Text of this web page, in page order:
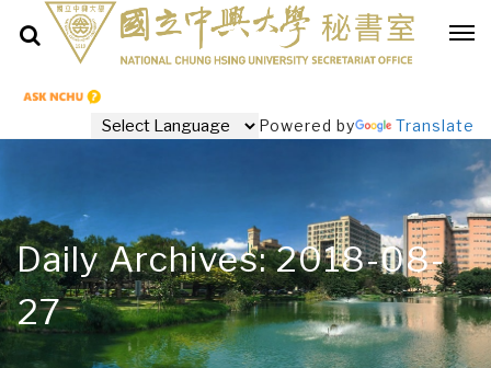
Powered by Translate
Daily Archives: 2018-08-
27